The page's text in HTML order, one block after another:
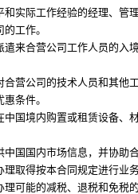
和实际工作经验的经理、
工作。
遣来合营公司工作人员的
合营公司的技术人员和其
条件。
中国境内购置或租赁设备
中国国内市场信息，并协助
理取得按本合同规定进行业
理可能的减税、退税和免税的